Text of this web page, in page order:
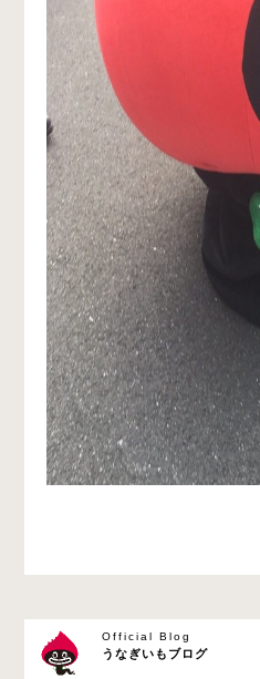
うなぎいもブログ
Official Blog